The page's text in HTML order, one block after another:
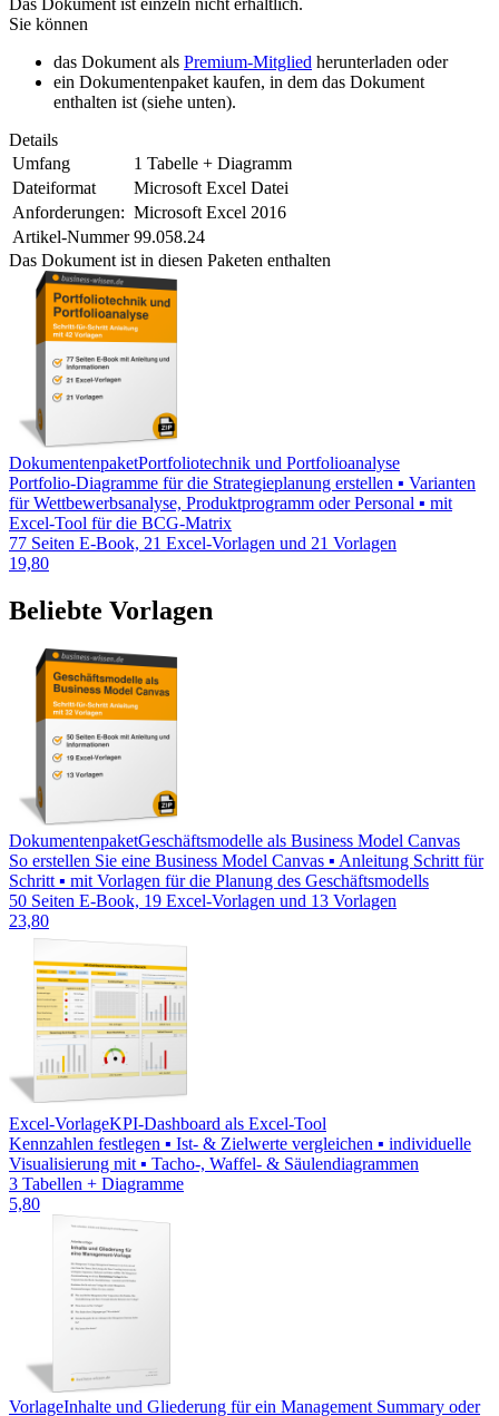
Das Dokument ist einzeln nicht erhältlich.
Sie können
das Dokument als Premium-Mitglied herunterladen oder
ein Dokumentenpaket kaufen, in dem das Dokument
enthalten ist (siehe unten).
Details
Umfang
1 Tabelle + Diagramm
Dateiformat
Microsoft Excel Datei
Anforderungen: Microsoft Excel 2016
Artikel-Nummer 99.058.24
Das Dokument ist in diesen Paketen enthalten
DokumentenpaketPortfoliotechnik und Portfolioanalyse
Portfolio-Diagramme für die Strategieplanung erstellen ▪ Varianten
für Wettbewerbsanalyse, Produktprogramm oder Personal ▪ mit
Excel-Tool für die BCG-Matrix
77 Seiten E-Book, 21 Excel-Vorlagen und 21 Vorlagen
19,80
Beliebte Vorlagen
DokumentenpaketGeschäftsmodelle als Business Model Canvas
So erstellen Sie eine Business Model Canvas ▪ Anleitung Schritt für
Schritt ▪ mit Vorlagen für die Planung des Geschäftsmodells
50 Seiten E-Book, 19 Excel-Vorlagen und 13 Vorlagen
23,80
Excel-VorlageKPI-Dashboard als Excel-Tool
Kennzahlen festlegen ▪ Ist- & Zielwerte vergleichen ▪ individuelle
Visualisierung mit ▪ Tacho-, Waffel- & Säulendiagrammen
3 Tabellen + Diagramme
5,80
VorlageInhalte und Gliederung für ein Management Summary oder